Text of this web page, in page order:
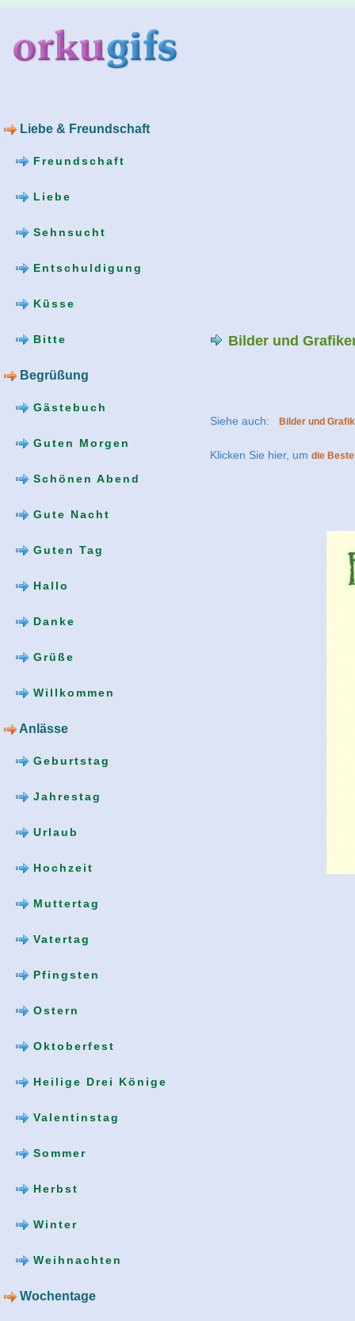
Liebe & Freundschaft
Freundschaft
Liebe
Sehnsucht
Entschuldigung
Küsse
Bitte
Begrüßung
Gästebuch
Guten Morgen
Schönen Abend
Gute Nacht
Guten Tag
Hallo
Danke
Grüße
Willkommen
Anlässe
Geburtstag
Jahrestag
Urlaub
Hochzeit
Muttertag
Vatertag
Pfingsten
Ostern
Oktoberfest
Heilige Drei Könige
Valentinstag
Sommer
Herbst
Winter
Weihnachten
Wochentage
Bilder und
Siehe auch: Bilder und
Klicken Sie hier, um die